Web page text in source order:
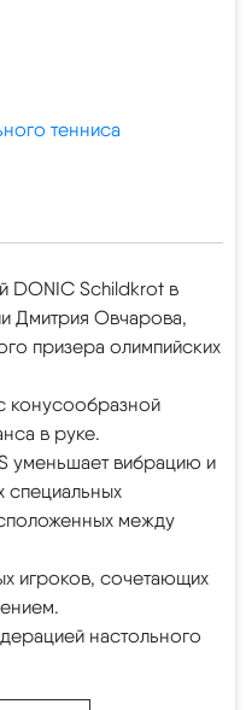
тенниса
DONIC Schildkrot в
Дмитрия Овчарова,
призера олимпийских
конусообразной
в руке.
уменьшает вибрацию и
специальных
между
игроков, сочетающих
настольного